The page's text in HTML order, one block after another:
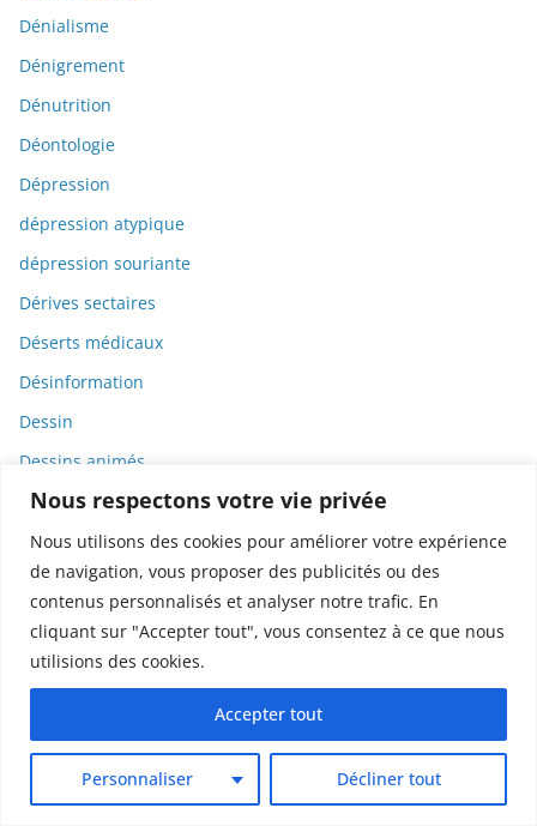
Nous respectons votre vie privée
Nous utilisons des cookies pour améliorer votre expérience
de navigation, vous proposer des publicités ou des
contenus personnalisés et analyser notre trafic. En
cliquant sur "Accepter tout", vous consentez à ce que nous
utilisions des cookies.
Personnaliser Décliner tout
Accepter tout
Dénialisme
Dénigrement
Dénutrition
Déontologie
Dépression
dépression atypique
dépression souriante
Dérives sectaires
Déserts médicaux
Désinformation
Dessin
Dessins animés
Déterminisme
Detox
Dette
Dette immunitaire
Deux-roues
Diabète
Diagnostic